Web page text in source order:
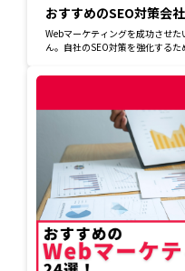
おすすめのSEO対策会
Webマーケティングを成功させ
ん。自社のSEO対策を強化するた